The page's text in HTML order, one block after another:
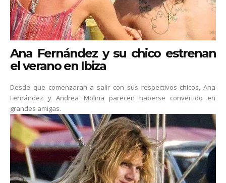
Ana Fernández y su chico estrenan
el verano en Ibiza
Desde que comenzaran a salir con sus respectivos chicos, Ana
Fernández y Andrea Molina parecen haberse convertido en
grandes amigas.